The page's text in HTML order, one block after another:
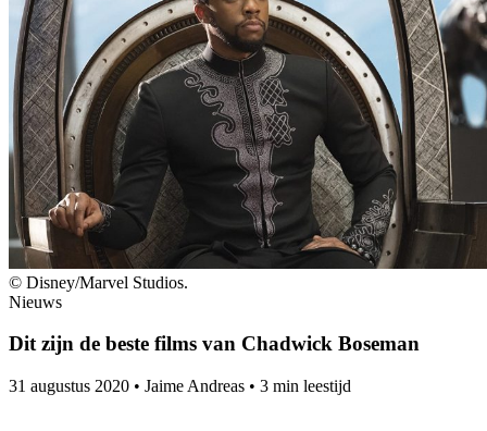
© Disney/Marvel Studios.
Nieuws
Dit zijn de beste films van Chadwick Boseman
31 augustus 2020 • Jaime Andreas • 3 min leestijd